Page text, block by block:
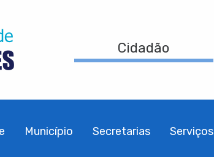
Cidadão
Município Secretarias Serviços